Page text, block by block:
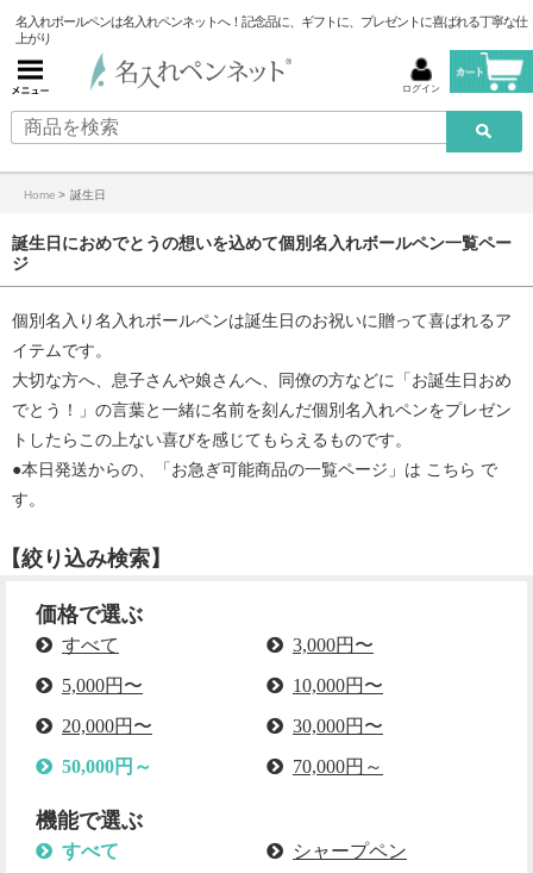
名入れボールペンは名入れペンネットへ！記念品に、ギフトに、プレゼントに喜ばれる丁寧な仕
上がり
ログイン
Home > 誕生日
誕生日におめでとうの想いを込めて個別名入れボールペン一覧ペー
ジ
個別名入り名入れボールペンは誕生日のお祝いに贈って喜ばれるア
イテムです。
大切な方へ、息子さんや娘さんへ、同僚の方などに「お誕生日おめ
でとう！」の言葉と一緒に名前を刻んだ個別名入れペンをプレゼン
トしたらこの上ない喜びを感じてもらえるものです。
●本日発送からの、「 お急ぎ可能商品の一覧ページ 」は こちら で
す。
【絞り込み検索】
価格で選ぶ
すべて
3,000円〜
5,000円〜
10,000円〜
20,000円〜
30,000円〜
50,000円～
70,000円～
機能で選ぶ
すべて
シャープペン